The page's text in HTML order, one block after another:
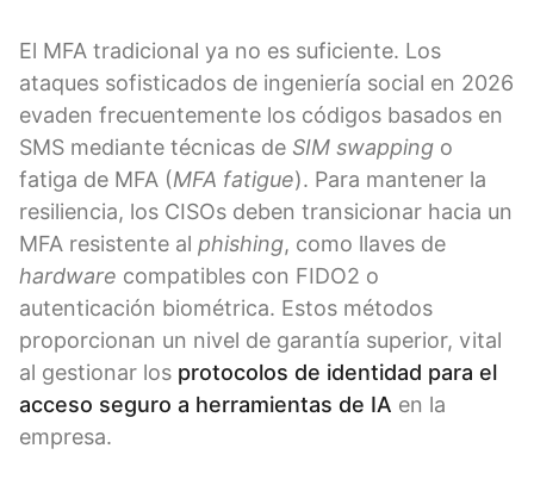
El MFA tradicional ya no es suficiente. Los
ataques sofisticados de ingeniería social en 2026
evaden frecuentemente los códigos basados en
SMS mediante técnicas de SIM swapping o
fatiga de MFA (MFA fatigue). Para mantener la
resiliencia, los CISOs deben transicionar hacia un
MFA resistente al phishing, como llaves de
hardware compatibles con FIDO2 o
autenticación biométrica. Estos métodos
proporcionan un nivel de garantía superior, vital
al gestionar los protocolos de identidad para el
acceso seguro a herramientas de IA en la
empresa.